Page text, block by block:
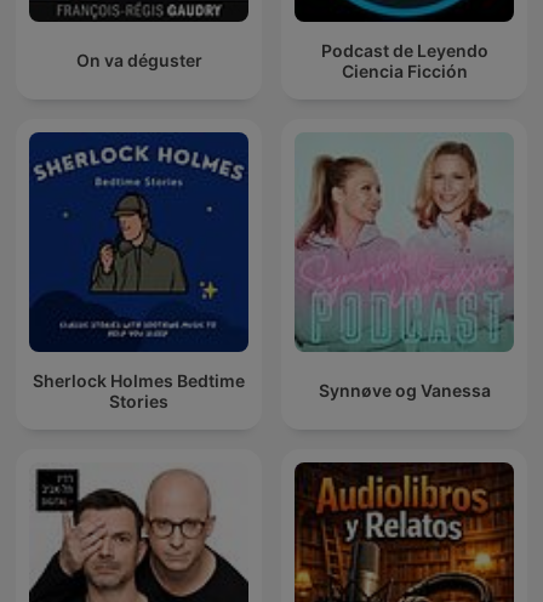
On va déguster
Podcast de Leyendo
Ciencia Ficción
Sherlock Holmes Bedtime
Stories
Synnøve og Vanessa